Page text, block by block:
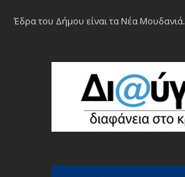
Έδρα του Δήμου είναι τα Νέα Μουδανιά.